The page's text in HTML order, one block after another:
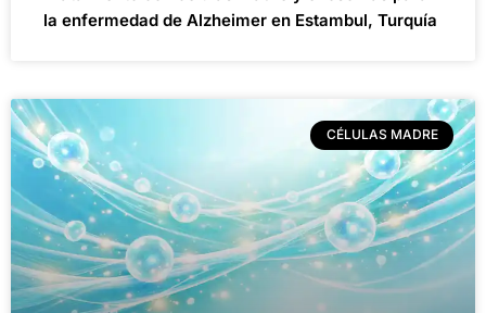
la enfermedad de Alzheimer en Estambul, Turquía
CÉLULAS MADRE